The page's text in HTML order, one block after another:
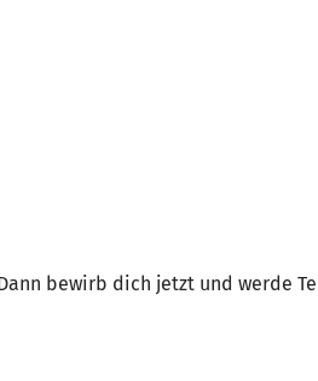
bewirb dich jetzt und werde